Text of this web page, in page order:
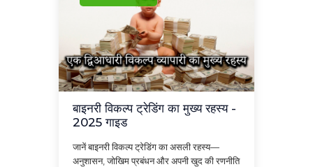
बाइनरी विकल्प ट्रेडिंग का मुख्य रहस्य -
2025 गाइड
जानें बाइनरी विकल्प ट्रेडिंग का असली रहस्य—
अनुशासन, जोखिम प्रबंधन और अपनी खुद की रणनीति